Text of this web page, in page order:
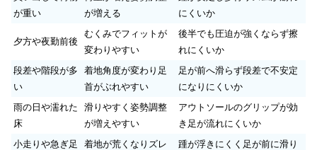
が重い
が増える
にくいか
夕方や夜勤前後
むくみでフィットが
変わりやすい
後半でも圧迫が強くならず擦
れにくいか
段差や階段が多
い
着地角度が変わり足
首がぶれやすい
足が前へ滑らず段差で不安定
になりにくいか
雨の日や濡れた
床
滑りやすく姿勢調整
が増えやすい
アウトソールのグリップが効
き足が流れにくいか
小走りや急ぎ足
着地が荒くなりズレ
踵が浮きにくく足が前に滑り